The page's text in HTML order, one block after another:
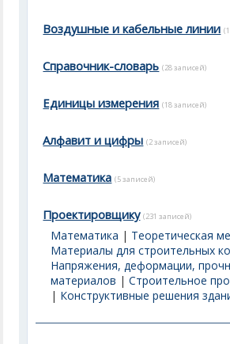
Воздушные и кабельные линии
Справочник-словарь (28 записей)
Единицы измерения (18 записей)
Алфавит и цифры (2 записей)
Математика (5 записей)
Проектировщику (231 записей)
Математика | Теоретическая
Материалы для строительных
Напряжения, деформации,
материалов |Строительное
| Конструктивные решения